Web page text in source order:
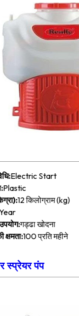
Electric Start
Plastic
12 किलोग्राम (kg)
गड्ढा खोदना
क्षमता:100 प्रति महीने
स्प्रेयर पंप